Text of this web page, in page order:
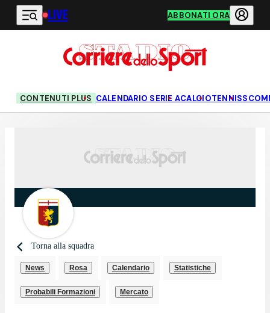
Vai al contenuto principale
LIVE ABBONATI ORA
CONTENUTI PLUS CALENDARIO SERIE ACALCIOTENNIS
Torna alla squadra
News Rosa Calendario Statistiche
Probabili Formazioni Mercato